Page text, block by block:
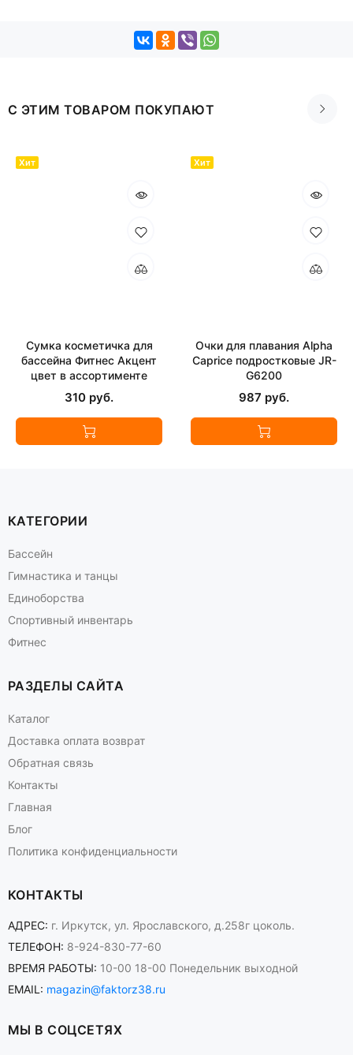
С ЭТИМ ТОВАРОМ ПОКУПАЮТ
Хит
Сумка косметичка для
бассейна Фитнес Акцент
цвет в ассортименте
310 руб.
Хит
Очки для плавания Alpha
Caprice подростковые JR-
G6200
987 руб.
КАТЕГОРИИ
Бассейн
Гимнастика и танцы
Единоборства
Спортивный инвентарь
Фитнес
РАЗДЕЛЫ САЙТА
Каталог
Доставка оплата возврат
Обратная связь
Контакты
Главная
Блог
Политика конфиденциальности
КОНТАКТЫ
АДРЕС: г. Иркутск, ул. Ярославского, д.258г цоколь.
ТЕЛЕФОН: 8-924-830-77-60
ВРЕМЯ РАБОТЫ: 10-00 18-00 Понедельник выходной
EMAIL: magazin@faktorz38.ru
МЫ В СОЦСЕТЯХ